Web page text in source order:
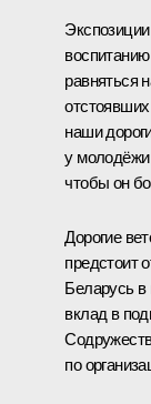
равняться
наши
у молодёжи
чтобы он
Дорогие
предстоит
Беларусь в
вклад в
по